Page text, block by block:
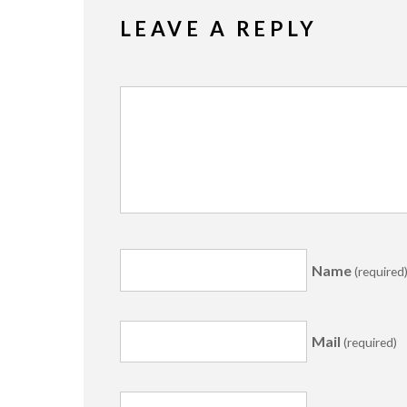
LEAVE A REPLY
Name
Mail(required)